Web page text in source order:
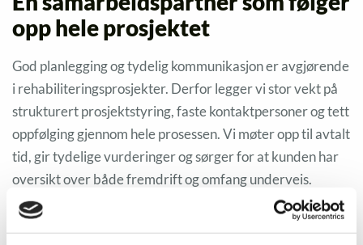
opp hele prosjektet
God planlegging og tydelig kommunikasjon er avgjørende
i rehabiliteringsprosjekter. Derfor legger vi stor vekt på
strukturert prosjektstyring, faste kontaktpersoner og tett
oppfølging gjennom hele prosessen. Vi møter opp til avtalt
tid, gir tydelige vurderinger og sørger for at kunden har
oversikt over både fremdrift og omfang underveis.
Følg oss på sosiale medier for å se eksempler på våre